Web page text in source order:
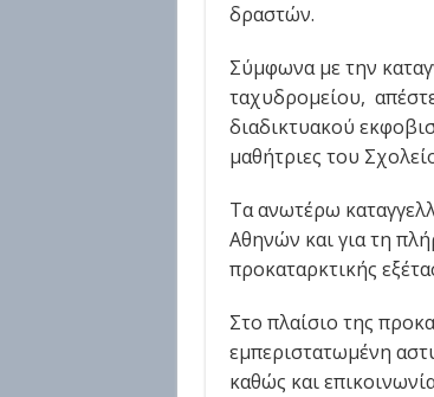
δραστών.
Σύμφωνα με την
ταχυδρομείου,
διαδικτυακού
μαθήτριες του
Τα ανωτέρω
Αθηνών και για τη
προκαταρκτικής
Στο πλαίσιο της
εμπεριστατωμένη
καθώς και